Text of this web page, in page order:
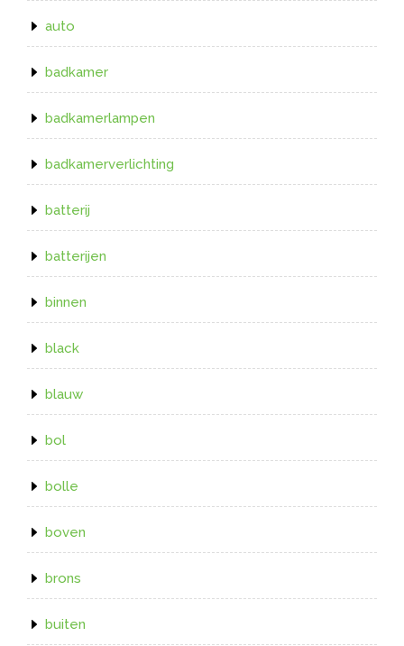
auto
badkamer
badkamerlampen
badkamerverlichting
batterij
batterijen
binnen
black
blauw
bol
bolle
boven
brons
buiten